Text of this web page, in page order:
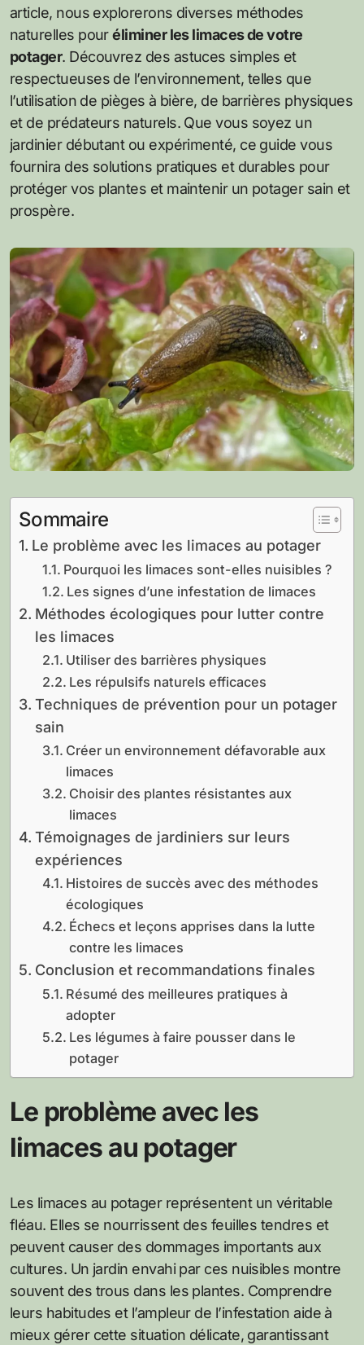
article, nous explorerons diverses méthodes
naturelles pouréliminer les limaces de votre
potager. Découvrez des astuces simples et
respectueuses de l’environnement, telles que
l’utilisation de pièges à bière, de barrières physiques
et de prédateurs naturels. Que vous soyez un
jardinier débutant ou expérimenté, ce guide vous
fournira des solutions pratiques et durables pour
protéger vos plantes et maintenir un potager sain et
prospère.
Sommaire
Le problème avec les limaces au potager
Pourquoi les limaces sont-elles nuisibles ?
Les signes d’une infestation de limaces
Méthodes écologiques pour lutter contre
les limaces
Utiliser des barrières physiques
Les répulsifs naturels efficaces
Techniques de prévention pour un potager
sain
Créer un environnement défavorable aux
limaces
Choisir des plantes résistantes aux
limaces
Témoignages de jardiniers sur leurs
expériences
Histoires de succès avec des méthodes
écologiques
Échecs et leçons apprises dans la lutte
contre les limaces
Conclusion et recommandations finales
Résumé des meilleures pratiques à
adopter
Les légumes à faire pousser dans le
potager
Le problème avec les
limaces au potager
Les limaces au potager représentent un véritable
fléau. Elles se nourrissent des feuilles tendres et
peuvent causer des dommages importants aux
cultures. Un jardin envahi par ces nuisibles montre
souvent des trous dans les plantes. Comprendre
leurs habitudes et l’ampleur de l’infestation aide à
mieux gérer cette situation délicate, garantissant